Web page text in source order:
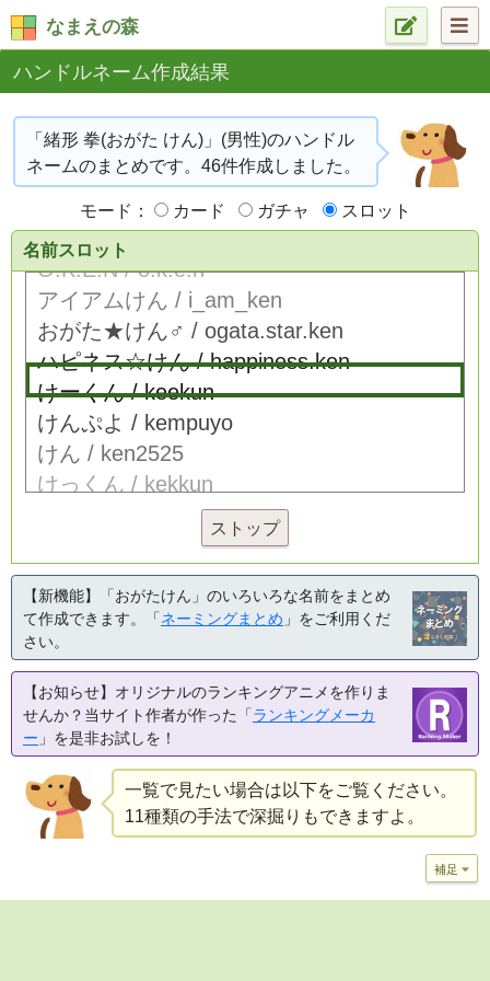
なまえの森
ハンドルネーム作成結果
「緒形 拳(おがた けん)」(男性)のハンドル
ネームのまとめです。46件作成しました。
モード： カード ガチャ スロット
名前スロット
ストップ
【新機能】「おがたけん」のいろいろな名前をまとめ
て作成できます。「ネーミングまとめ 」をご利用くだ
さい。
【お知らせ】オリジナルのランキングアニメを作りま
せんか？当サイト作者が作った「ランキングメーカ
ー 」を是非お試しを！
一覧で見たい場合は以下をご覧ください。
11種類の手法で深掘りもできますよ。
補足